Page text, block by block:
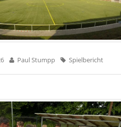
Paul Stumpp Spielbericht